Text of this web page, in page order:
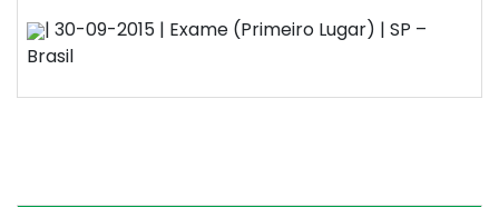
| 30-09-2015 | Exame (Primeiro Lugar) | SP –
Brasil